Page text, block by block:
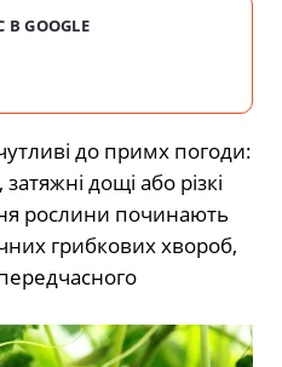
GOOGLE
до примх погоди:
дощі або різкі
рослини починають
грибкових хвороб,